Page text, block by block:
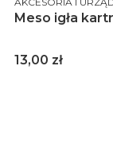
Meso igła
Cena
13,00 zł